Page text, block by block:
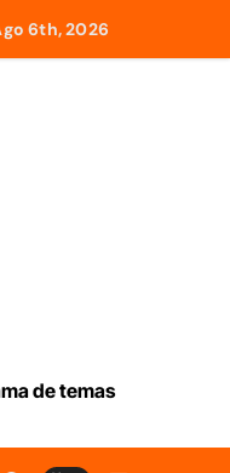
6th, 2026
de temas